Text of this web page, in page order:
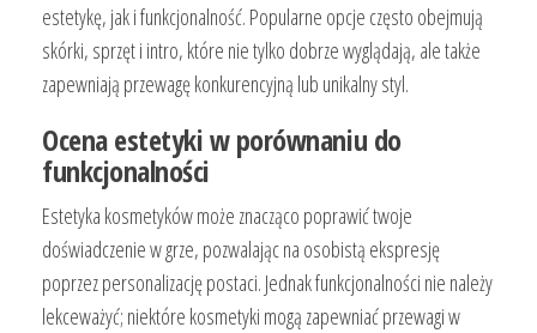
estetykę, jak i funkcjonalność. Popularne opcje często obejmują
skórki, sprzęt i intro, które nie tylko dobrze wyglądają, ale także
zapewniają przewagę konkurencyjną lub unikalny styl.
Ocena estetyki w porównaniu do
funkcjonalności
Estetyka kosmetyków może znacząco poprawić twoje
doświadczenie w grze, pozwalając na osobistą ekspresję
poprzez personalizację postaci. Jednak funkcjonalności nie należy
lekceważyć; niektóre kosmetyki mogą zapewniać przewagi w